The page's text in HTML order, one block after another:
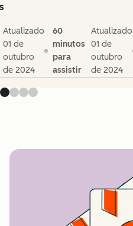
Atualizado
01 de
outubro
de 2024
60
minutos
para
assistir
Atualizado
01 de
outubro
de 2024